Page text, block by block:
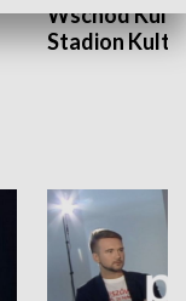
Wschód
Stadion